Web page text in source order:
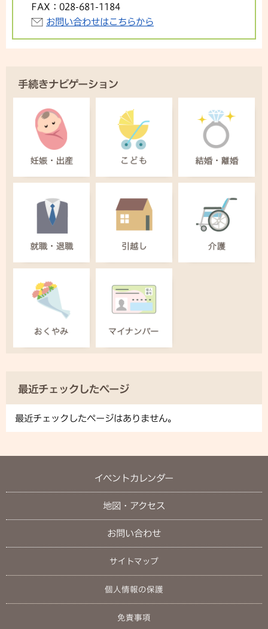
FAX： 028-681-1184
お問い合わせはこちらから
手続きナビゲーション
最近チェックしたページ
最近チェックしたページはありません。
イベントカレンダー
地図・アクセス
お問い合わせ
サイトマップ
個人情報の保護
免責事項